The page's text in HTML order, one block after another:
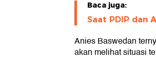
Baca juga:
Saat PDIP dan
Anies Baswedan
akan melihat situasi